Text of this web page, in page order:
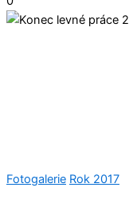
Fotogalerie Rok 2017